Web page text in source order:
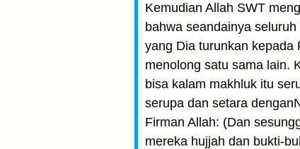
Kemudian Allah SWT
bahwa seandainya
yang Dia turunkan kepada
menolong satu sama lain.
bisa kalam makhluk itu
serupa dan setara
Firman Allah: (Dan
mereka hujjah dan bukti-